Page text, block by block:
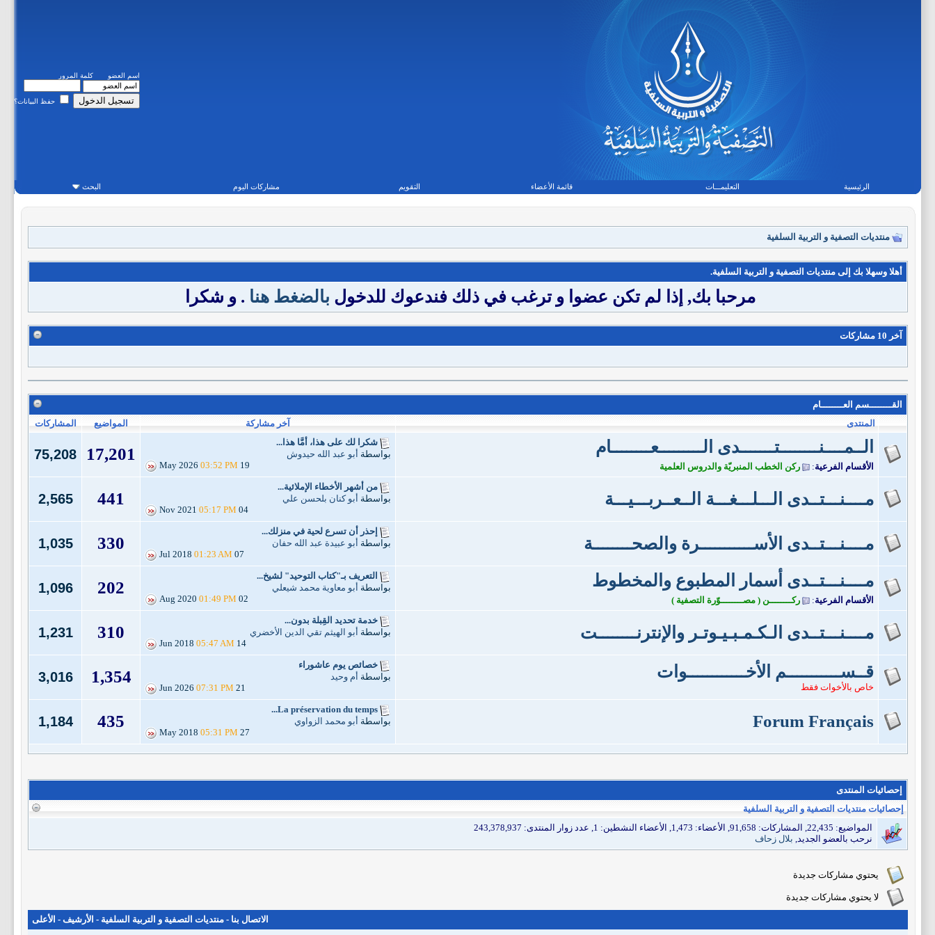
اسم العضو كلمة المرور
حفظ البيانات؟
الرئيسية التعليمـــات قائمة الأعضاء التقويم مشاركات اليوم البحث
منتديات التصفية و التربية السلفية
أهلا وسهلا بك إلى منتديات التصفية و التربية السلفية.
مرحبا بك, إذا لم تكن عضوا و ترغب في ذلك فندعوك للدخول بالضغط هنا . و شكرا
آخر 10 مشاركات
القــــــــسم العــــــــام
المنتدى
آخر مشاركة المواضيع المشاركات
الــمــــنــــــــتـــــــدى الـــــــــعــــــــام
الأقسام الفرعية: ركن الخطب المنبريّة والدروس العلمية
شكرا لك على هذا، أمَّا هذا...
بواسطة أبو عبد الله حيدوش
19 May 2026
03:52 PM
17,201
75,208
مــــنـــتــدى الـــلـــغـــة الــعــربـــيـــة
من أشهر الأخطاء الإملائية...
بواسطة أبو كنان بلحسن علي
04 Nov 2021
05:17 PM
441
2,565
مــــنـــتــدى الأســـــــــــرة والصحــــــــة
إحذر أن تسرع لحية في منزلك...
بواسطة أبو عبيدة عبد الله حفان
07 Jul 2018
01:23 AM
330
1,035
مــــنـــتــدى أسمار المطبوع والمخطوط
الأقسام الفرعية: ركــــــــن ( مصــــــــوّرة التصفية )
التعريف بـ"كتاب التوحيد" لشيخ...
بواسطة أبو معاوية محمد شيعلي
02 Aug 2020
01:49 PM
202
1,096
مــــنـــتــدى الـكـمـبـيـوتـر والإنترنــــــــت
خدمة تحديد القِبلة بدون...
بواسطة أبو الهيثم تقي الدين الأخضري
14 Jun 2018
05:47 AM
310
1,231
قــســـــــــــم الأخــــــــــــوات
خاص بالأخوات فقط
خصائص يوم عاشوراء
بواسطة أم وحيد
21 Jun 2026
07:31 PM
1,354
3,016
Forum Français
La préservation du temps...
بواسطة أبو محمد الزواوي
27 May 2018
05:31 PM
435
1,184
إحصائيات المنتدى
إحصائيات منتديات التصفية و التربية السلفية
المواضيع: 22,435, المشاركات: 91,658, الأعضاء: 1,473,
الأعضاء النشطين: 1, عدد زوار المنتدى: 243,378,937
نرحب بالعضو الجديد, بلال زحاف
يحتوي مشاركات جديدة
لا يحتوي مشاركات جديدة
الاتصال بنا - منتديات التصفية و التربية السلفية - الأرشيف - الأعلى